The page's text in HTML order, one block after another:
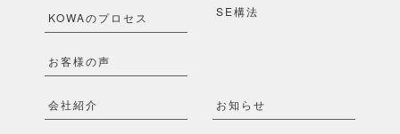
KOWAのプロセス
お客様の声
SE構法
会社紹介 お知らせ